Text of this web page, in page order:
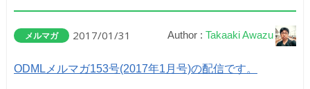
メルマガ 2017/01/31 Author : Takaaki Awazu
ODMLメルマガ153号(2017年1月号)の配信です。